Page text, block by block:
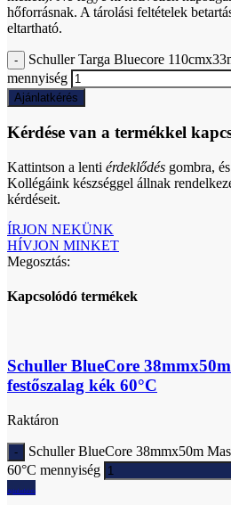
hőforrásnak. A tárolási feltételek
eltartható.
Schuller Targa Bluecore
mennyiség
Ajánlatkérés
Kérdése van a termékkel
Kattintson a lenti érdeklődés gombra,
Kollégáink készséggel állnak
kérdéseit.
ÍRJON NEKÜNK
HÍVJON MINKET
Megosztás:
Kapcsolódó termékek
Schuller BlueCore
festőszalag kék 60°C
Raktáron
Schuller BlueCore 38mmx50m
60°C mennyiség
Ajánlatkérés